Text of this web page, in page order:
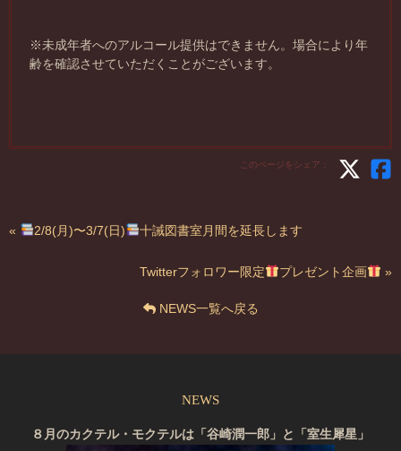
※未成年者へのアルコール提供はできません。場合により年
齢を確認させていただくことがございます。
このページをシェア：
« 2/8(月)〜3/7(日) 十誡図書室月間を延長します
Twitterフォロワー限定 プレゼント企画 »
NEWS一覧へ戻る
NEWS
８月のカクテル・モクテルは「谷崎潤一郎」と「室生犀星」